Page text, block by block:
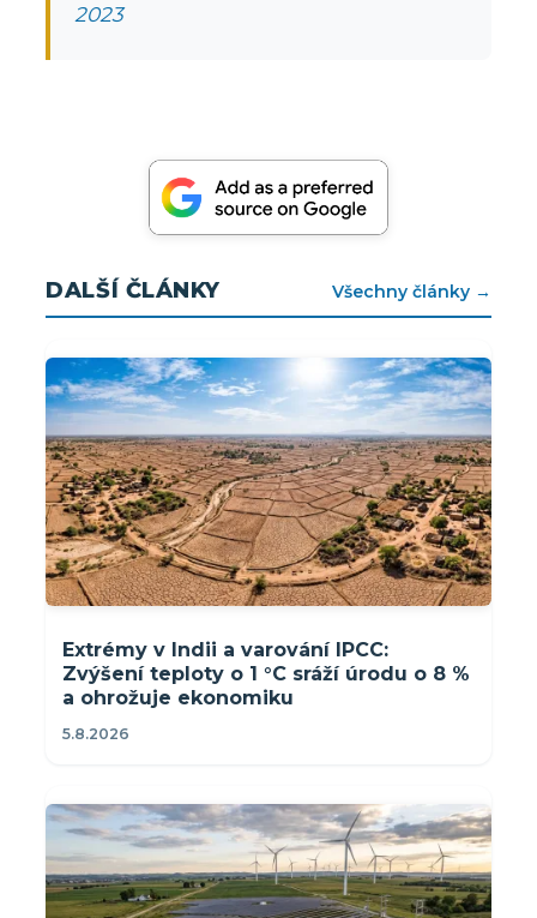
2023
DALŠÍ ČLÁNKY Všechny články →
Extrémy v Indii a varování IPCC:
Zvýšení teploty o 1 °C sráží úrodu o 8 %
a ohrožuje ekonomiku
5.8.2026